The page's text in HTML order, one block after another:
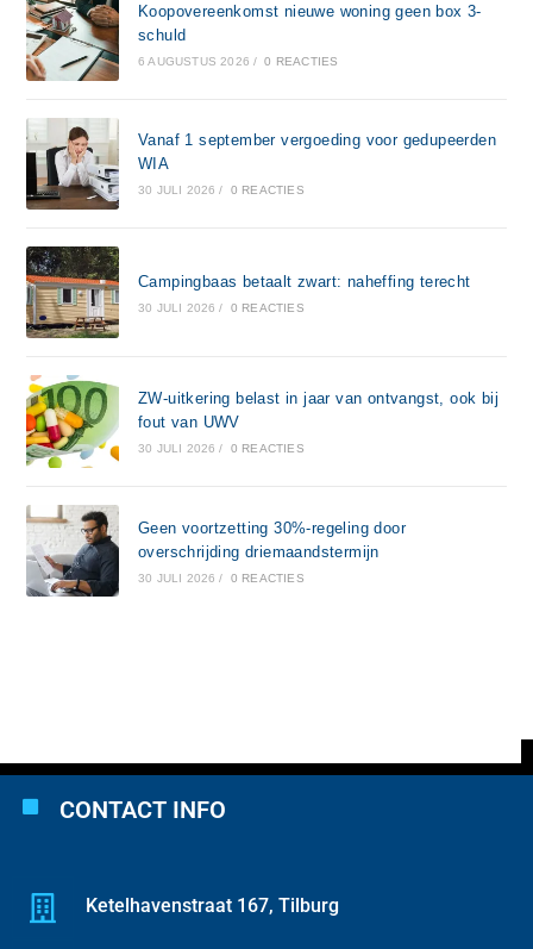
Koopovereenkomst nieuwe woning geen box 3-
schuld
6 AUGUSTUS 2026 / 0 REACTIES
Vanaf 1 september vergoeding voor gedupeerden
WIA
30 JULI 2026 / 0 REACTIES
Campingbaas betaalt zwart: naheffing terecht
30 JULI 2026 / 0 REACTIES
ZW-uitkering belast in jaar van ontvangst, ook bij
fout van UWV
30 JULI 2026 / 0 REACTIES
Geen voortzetting 30%-regeling door
overschrijding driemaandstermijn
30 JULI 2026 / 0 REACTIES
CONTACT INFO
Ketelhavenstraat 167, Tilburg